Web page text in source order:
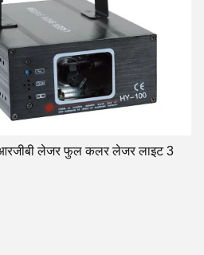
लेजर फुल कलर लेजर लाइट 3